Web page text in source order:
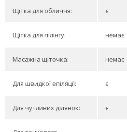
Щітка для обличчя: є
Щітка для пілінгу: немає
Масажна щіточка: немає
Для швидкої епіляції: є
Для чутливих ділянок: є